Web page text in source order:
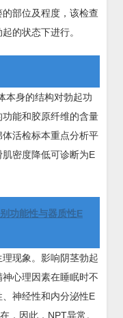
部位及程度，该检查
的状态下进行。
本身的结构对勃起功
能和胶原纤维的含量
活检标本重点分析平
密度降低可诊断为E
功能性与器质性E
现象。影响阴茎勃起
心理因素在睡眠时不
神经性和内分泌性E
，因此，NPT异常。